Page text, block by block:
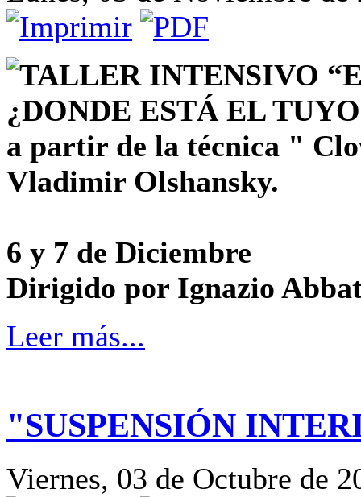
TALLER INTENSIVO
¿DONDE ESTÁ EL
a partir de la técnica "
Vladimir Olshansky.
6 y 7 de Diciembre
Dirigido por Ignazio
Leer más...
"SUSPENSIÓN
Viernes, 03 de Octubre de